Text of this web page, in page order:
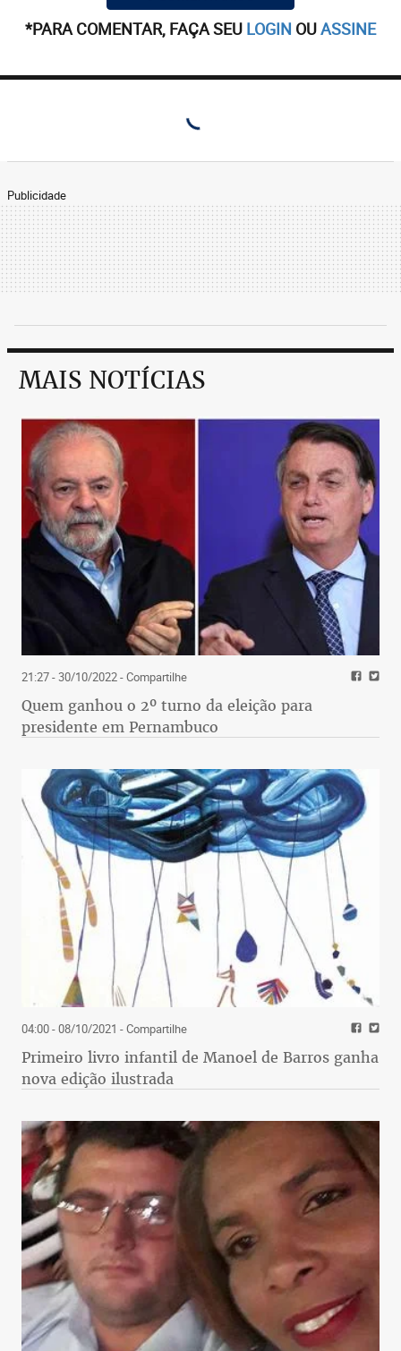
*PARA COMENTAR, FAÇA SEU LOGIN OUASSINE
Publicidade
MAIS NOTÍCIAS
21:27 - 30/10/2022- Compartilhe
Quem ganhou o 2º turno da eleição para
presidente em Pernambuco
04:00 - 08/10/2021 - Compartilhe
Primeiro livro infantil de Manoel de Barros ganha
nova edição ilustrada